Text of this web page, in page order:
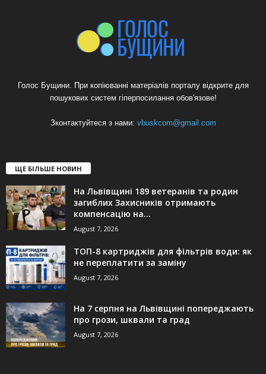
Голос Бущини. При копіюванні матеріалів порталу відкрите для
пошукових систем гіперпосилання обов'язове!
Зконтактуйтеся з нами: vbuskcom@gmail.com
ЩЕ БІЛЬШЕ НОВИН
На Львівщині 189 ветеранів та родин
загиблих Захисників отримають
компенсацію на...
August 7, 2026
ТОП-8 картриджів для фільтрів води: як
не переплатити за заміну
August 7, 2026
На 7 серпня на Львівщині попереджають
про грози, шквали та град
August 7, 2026